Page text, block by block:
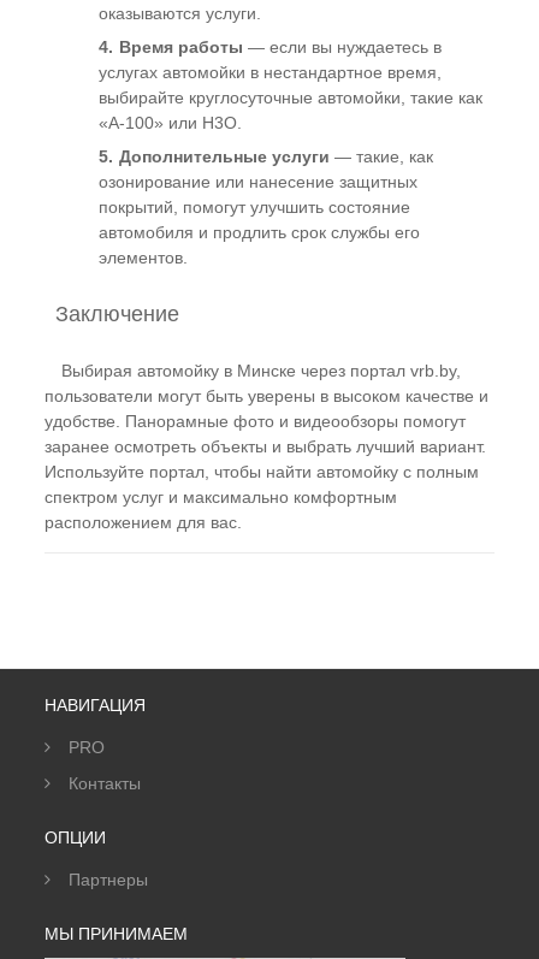
оказываются услуги.
Время работы — если вы нуждаетесь в
услугах автомойки в нестандартное время,
выбирайте круглосуточные автомойки, такие как
«А-100» или H3O.
Дополнительные услуги — такие, как
озонирование или нанесение защитных
покрытий, помогут улучшить состояние
автомобиля и продлить срок службы его
элементов.
Заключение
Выбирая автомойку в Минске через портал vrb.by,
пользователи могут быть уверены в высоком качестве и
удобстве. Панорамные фото и видеообзоры помогут
заранее осмотреть объекты и выбрать лучший вариант.
Используйте портал, чтобы найти автомойку с полным
спектром услуг и максимально комфортным
расположением для вас.
НАВИГАЦИЯ
PRO
Контакты
ОПЦИИ
Партнеры
МЫ ПРИНИМАЕМ